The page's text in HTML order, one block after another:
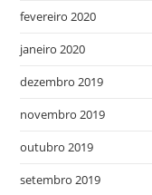
fevereiro 2020
janeiro 2020
dezembro 2019
novembro 2019
outubro 2019
setembro 2019